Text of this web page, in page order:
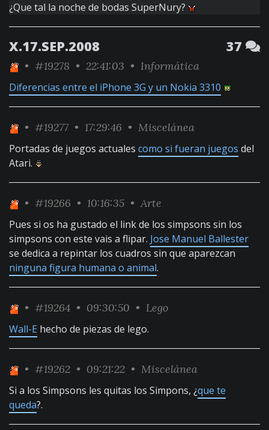
¿Que tal la noche de bodas SuperNury?
X.17.SEP.2008 37
• #19278 • 22:41:03 • Informática
Diferencias entre el iPhone 3G y un Nokia 3310
• #19277 • 17:29:46 • Miscelánea
Portadas de juegos actuales como si fueran juegos del
Atari.
• #19266 • 10:16:35 • Arte
Pues si os ha gustado el link de los simpsons sin los
simpsons con este vais a flipar. Jose Manuel Ballester
se dedica a repintar los cuadros sin que aparezcan
ninguna figura humana o animal.
• #19264 • 09:30:50 • Lego
Wall-E hecho de piezas de lego.
• #19262 • 09:21:22 • Miscelánea
Si a los Simpsons les quitas los Simpons, ¿que te
queda?.